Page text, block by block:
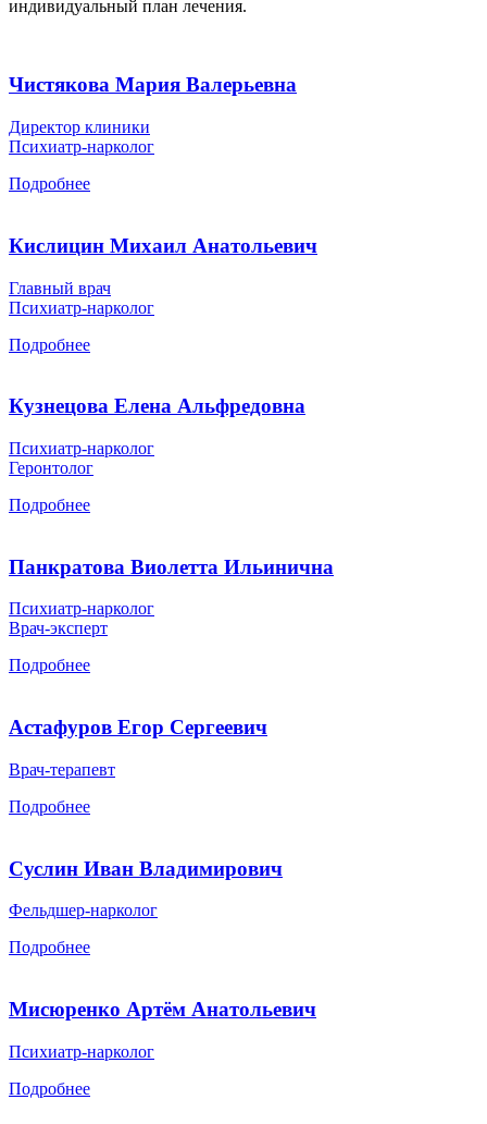
индивидуальный план лечения.
Чистякова Мария Валерьевна
Директор клиники
Психиатр-нарколог
Подробнее
Кислицин Михаил Анатольевич
Главный врач
Психиатр-нарколог
Подробнее
Кузнецова Елена Альфредовна
Психиатр-нарколог
Геронтолог
Подробнее
Панкратова Виолетта Ильинична
Психиатр-нарколог
Врач-эксперт
Подробнее
Астафуров Егор Сергеевич
Врач-терапевт
Подробнее
Суслин Иван Владимирович
Фельдшер-нарколог
Подробнее
Мисюренко Артём Анатольевич
Психиатр-нарколог
Подробнее